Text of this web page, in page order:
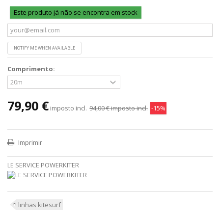
Este produto já não se encontra em stock
NOTIFY ME WHEN AVAILABLE
Comprimento:
79,90 € imposto incl. 94,00 €imposto incl. -15%
Imprimir
LE SERVICE POWERKITER
linhas kitesurf